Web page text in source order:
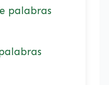
palabras